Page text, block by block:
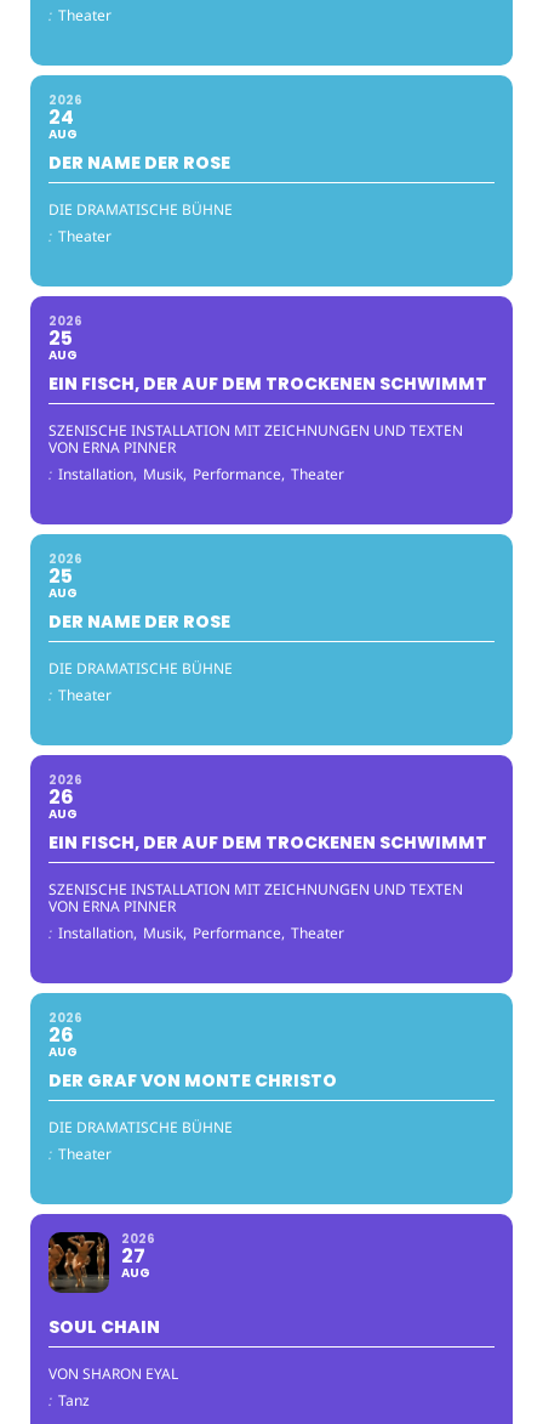
: Theater
2026
24
AUG
DER NAME DER ROSE
DIE DRAMATISCHE BÜHNE
: Theater
2026
25
AUG
EIN FISCH, DER AUF DEM TROCKENEN SCHWIMMT
SZENISCHE INSTALLATION MIT ZEICHNUNGEN UND TEXTEN
VON ERNA PINNER
: Installation, Musik, Performance, Theater
2026
25
AUG
DER NAME DER ROSE
DIE DRAMATISCHE BÜHNE
: Theater
2026
26
AUG
EIN FISCH, DER AUF DEM TROCKENEN SCHWIMMT
SZENISCHE INSTALLATION MIT ZEICHNUNGEN UND TEXTEN
VON ERNA PINNER
: Installation, Musik, Performance, Theater
2026
26
AUG
DER GRAF VON MONTE CHRISTO
DIE DRAMATISCHE BÜHNE
: Theater
2026
27
AUG
SOUL CHAIN
VON SHARON EYAL
: Tanz